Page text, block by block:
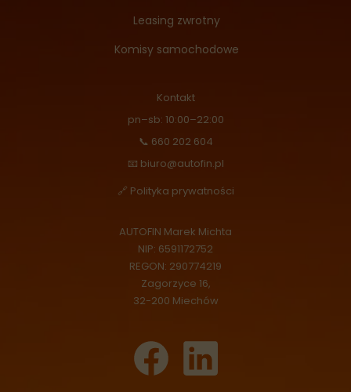
Leasing zwrotny
Komisy samochodowe
Kontakt
pn–sb: 10:00–22:00
📞 660 202 604
📧 biuro@autofin.pl
🔗 Polityka prywatności
AUTOFIN Marek Michta
NIP: 6591172752
REGON: 290774219
Zagorzyce 16,
32-200 Miechów